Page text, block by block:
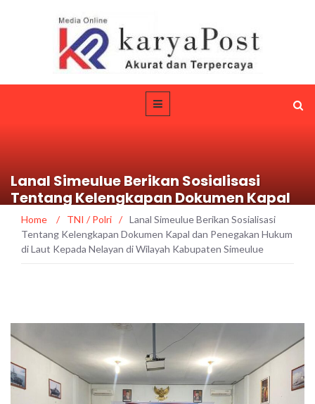
Lanal Simeulue Berikan Sosialisasi
Tentang Kelengkapan Dokumen Kapal
dan Penegakan Hukum di Laut Kepada
Nelayan di Wilayah Kabupaten
Simeulue
Home / TNI / Polri / Lanal Simeulue Berikan Sosialisasi
Tentang Kelengkapan Dokumen Kapal dan Penegakan Hukum
di Laut Kepada Nelayan di Wilayah Kabupaten Simeulue